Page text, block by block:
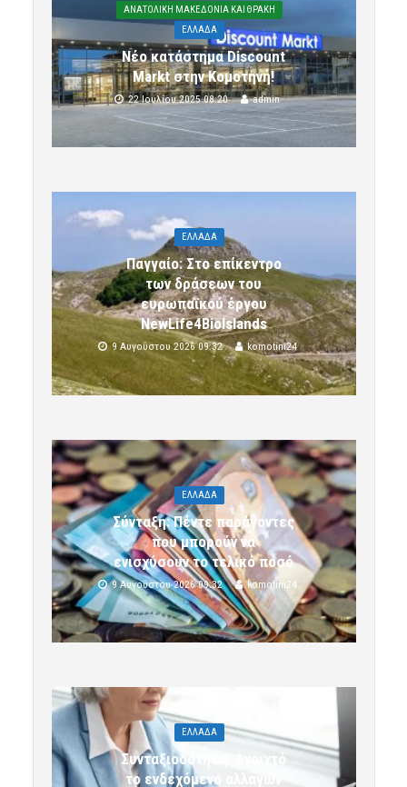
ΑΝΑΤΟΛΙΚΗ ΜΑΚΕΔΟΝΙΑ ΚΑΙ ΘΡΑΚΗ
ΕΛΛΑΔΑ
Νέο κατάστημα Discount
Markt στην Κομοτηνή!
22 Ιουλίου 2025 08:20 admin
ΕΛΛΑΔΑ
Παγγαίο: Στο επίκεντρο
των δράσεων του
ευρωπαϊκού έργου
NewLife4BioIslands
9 Αυγούστου 2026 09:32 komotini24
ΕΛΛΑΔΑ
Σύνταξη: Πέντε παράγοντες
που μπορούν να
ενισχύσουν το τελικό ποσό
9 Αυγούστου 2026 09:32 komotini24
ΕΛΛΑΔΑ
Συνταξιοδότηση: Ανοιχτό
το ενδεχόμενο αλλαγών